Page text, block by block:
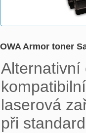
OWA Armor toner
Alternativní
laserová
při